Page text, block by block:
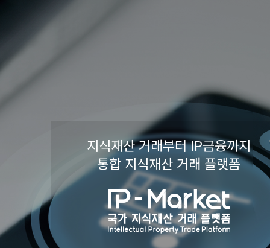
지식재산 거래부터 IP금융까지
통합 지식재산 거래 플랫폼